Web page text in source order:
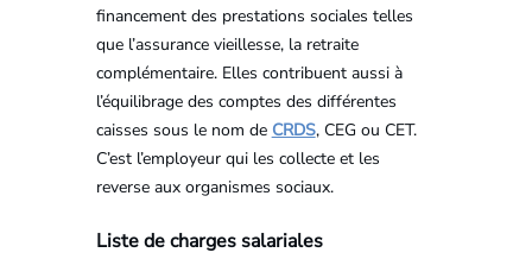
financement des prestations sociales telles
que l’assurance vieillesse, la retraite
complémentaire. Elles contribuent aussi à
l’équilibrage des comptes des différentes
caisses sous le nom de CRDS, CEG ou CET.
C’est l’employeur qui les collecte et les
reverse aux organismes sociaux.
Liste de charges salariales